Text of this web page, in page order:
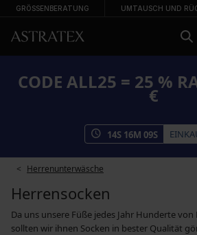
GRÖSSENBERATUNG UMTAUSCH UND
CODE ALL25 = 25 %
€
14S 16M 09S
Herrenunterwäsche
Herrensocken
Da uns unsere Füße jedes Jahr Hunderte
sollten wir ihnen Socken in bester Qualität